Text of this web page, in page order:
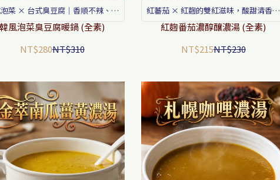
菜 × 台式臭豆腐｜香順不辣、健
康減油，餐桌新美味
韓風泡菜臭豆腐暖鍋 (全素)
NT$280NT$310
紅蕃茄 × 紅麴的雙紅滋味，酸甜清香、
香料層次分明，一鍋煮出餐廳級海鮮湯
紅麴番茄濃醇釀濃湯 (全素)
NT$215NT$230